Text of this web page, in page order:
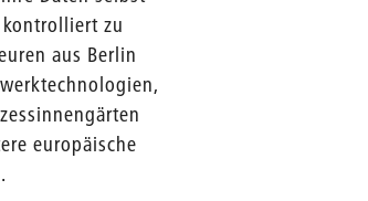
zu
aus Berlin
europäische